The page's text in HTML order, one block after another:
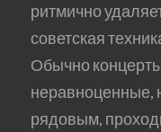
ритмично
советская
Обычно
неравноценные,
рядовым,